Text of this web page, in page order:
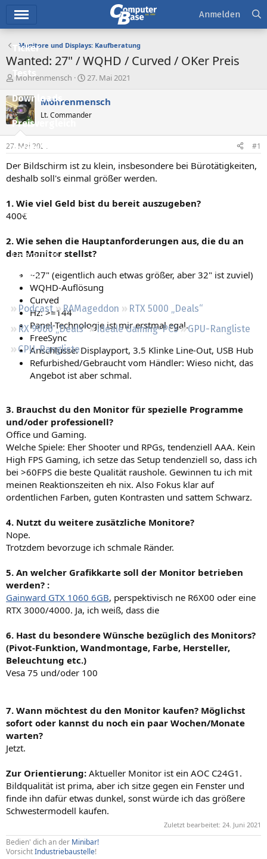
Ticker
Tests
Downloads
Preisvergleich
Forum
Aktuelles
Neue Beiträge
Leserartikel
Regeln
Podcast RAMageddon
RTX 5000 „Deals“
RX 9000 „Deals“
Ideale Gaming-PCs
GPU-Rangliste
CPU-Rangliste
Anmelden
Monitore und Displays: Kaufberatung
Wanted: 27" / WQHD / Curved / OKer Preis
E
s
t
e
e
r
Möhrenmensch
E
s
e
t
a
m
27. Mai 2021
Möhrenmensch
Lt. Commander
27. Mai 2021 #1
Der Bildschirm ist zu klein, insbesondere bei Bürotätigkeiten,
deshalb soll's einmal größer werden.
1. Wie viel Geld bist du bereit auszugeben?
400€
2. Wie sehen die Hauptanforderungen aus, die du an
den Monitor stellst?
~27" (eigentlich auch etwas größer, aber 32" ist zuviel)
WQHD-Auflösung
Curved
Hz: >=144
Panel-Technologie ist mir erstmal egal.
FreeSync
Anschlüsse: Displayport, 3.5 Klinke Line-Out, USB Hub
Refurbished/Gebraucht vom Händler: Wieso nicht, das
Angebot ist aber schmal.
3. Brauchst du den Monitor für spezielle Programme
und/oder professionell?
Office und Gaming.
Welche Spiele: Eher Shooter und RPGs, tendenziell AAA. Kein
High FPS Gaming, ich setze das Setup tendenziell so, dass ich
bei >60FPS die beste Qualität raushole. Gewinnen tu ich mit
meinen Reaktionszeiten eh nix. Also Fokus klar auf
ordentlichen Farben, guten Kontrasten und sattem Schwarz.
4. Nutzt du weitere zusätzliche Monitore?
Nope.
Trotzdem bevorzuge ich schmale Ränder.
5. An welcher Grafikkarte soll der Monitor betrieben
werden? :
Gainward GTX 1060 6GB, perspektivisch ne R6X00 oder eine
RTX 3000/4000. Ja, ich weiß, dass die
6. Hast du besondere Wünsche bezüglich des Monitors?
(Pivot-Funktion, Wandmontage, Farbe, Hersteller,
Beleuchtung etc.)
Vesa 75 und/oder 100
7. Wann möchtest du den Monitor kaufen? Möglichst
sofort oder kannst du noch ein paar Wochen/Monate
warten?
Jetzt.
Zur Orientierung: Aktueller Monitor ist ein AOC C24G1.
Bildqualität ist prima, aber ich sitze gegen ein Fenster und
finde ihn dafür etwas dunkel, sonst würde ich das größere
Schwestermodell kaufen.
Zuletzt bearbeitet: 24. Juni 2021
Bedien' dich an der Minibar!
VorsichtIndustriebaustelle!